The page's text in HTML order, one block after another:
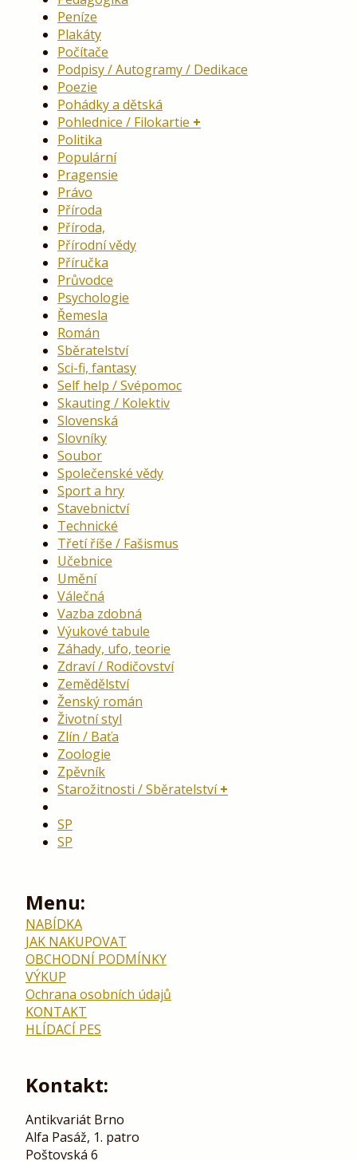
Peníze
Plakáty
Počítače
Podpisy / Autogramy / Dedikace
Poezie
Pohádky a dětská
Pohlednice / Filokartie
Politika
Populární
Pragensie
Právo
Příroda
Příroda,
Přírodní vědy
Příručka
Průvodce
Psychologie
Řemesla
Román
Sběratelství
Sci-fi, fantasy
Self help / Svépomoc
Skauting / Kolektiv
Slovenská
Slovníky
Soubor
Společenské vědy
Sport a hry
Stavebnictví
Technické
Třetí říše / Fašismus
Učebnice
Umění
Válečná
Vazba zdobná
Výukové tabule
Záhady, ufo, teorie
Zdraví / Rodičovství
Zemědělství
Ženský román
Životní styl
Zlín / Baťa
Zoologie
Zpěvník
Starožitnosti / Sběratelství
SP
SP
Menu:
NABÍDKA
JAK NAKUPOVAT
OBCHODNÍ PODMÍNKY
VÝKUP
Ochrana osobních údajů
KONTAKT
HLÍDACÍ PES
Kontakt:
Antikvariát Brno
Alfa Pasáž, 1. patro
Poštovská 6